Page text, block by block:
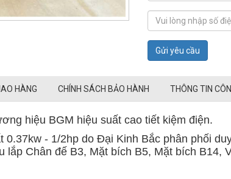
Gửi yêu cầu
HÀNG CHÍNH SÁCH BẢO HÀNH THÔNG TIN
hiệu BGM hiệu suất cao tiết kiệm điện.
- 1/2hp do Đại Kinh Bắc phân phối
Chân đế B3, Mặt bích B5, Mặt bích B14,